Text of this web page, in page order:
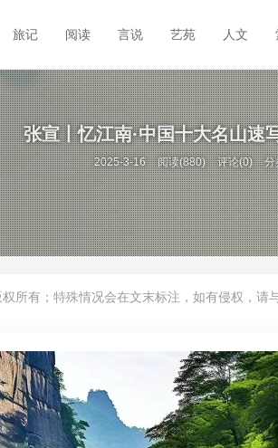
旅记 阅读 言说 艺苑 人文
张宣丨忆江南·中国十大名山速
2025-3-16 阅读(880) 评论(0) 分
所有；特殊情况会在文末标注，如有侵权，请